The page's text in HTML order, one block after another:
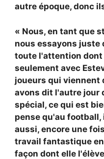
autre époque, donc
« Nous, en tant que
nous essayons juste
toute l'attention dont
seulement avec
joueurs qui viennent
avons dit l'autre jour
spécial, ce qui est
pense qu'au
aussi, encore une
travail fantastique
façon dont elle